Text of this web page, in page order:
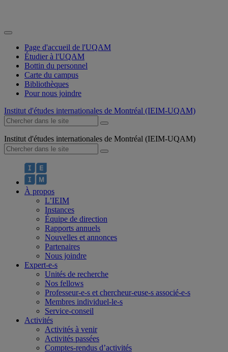
Page d'accueil de l'UQAM
Étudier à l'UQAM
Bottin du personnel
Carte du campus
Bibliothèques
Pour nous joindre
Institut d'études internationales de Montréal (IEIM-UQAM)
Institut d'études internationales de Montréal (IEIM-UQAM)
À propos
L’IEIM
Instances
Équipe de direction
Rapports annuels
Nouvelles et annonces
Partenaires
Nous joindre
Expert-e-s
Unités de recherche
Nos fellows
Professeur-e-s et chercheur-euse-s associé-e-s
Membres individuel-le-s
Service-conseil
Activités
Activités à venir
Activités passées
Comptes-rendus d’activités